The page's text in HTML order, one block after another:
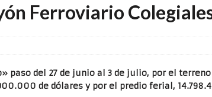
Ferroviario
paso del 27 de junio al 3 de julio, por el
de dólares y por el predio ferial,